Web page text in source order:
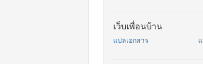
เว็บเพื่อนบ้าน
แปลเอกสาร